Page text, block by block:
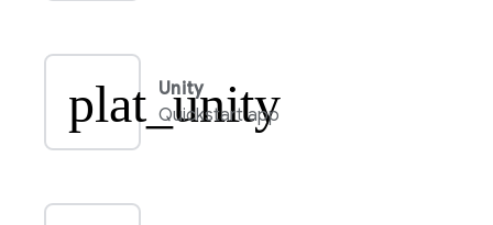
plat_unity
Unity
Quickstart app